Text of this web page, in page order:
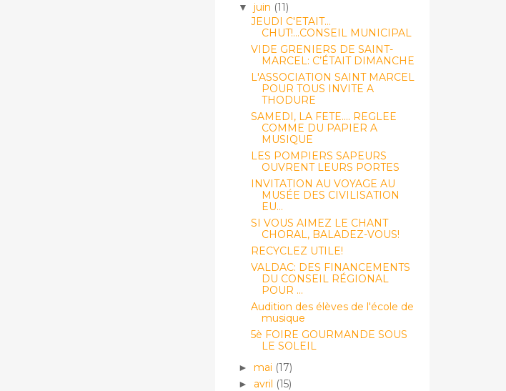
▼ juin (11)
JEUDI C'ETAIT...
CHUT!...CONSEIL MUNICIPAL
VIDE GRENIERS DE SAINT-
MARCEL: C’ÉTAIT DIMANCHE
L'ASSOCIATION SAINT MARCEL
POUR TOUS INVITE A
THODURE
SAMEDI, LA FETE.... REGLEE
COMME DU PAPIER A
MUSIQUE
LES POMPIERS SAPEURS
OUVRENT LEURS PORTES
INVITATION AU VOYAGE AU
MUSÉE DES CIVILISATION
EU...
SI VOUS AIMEZ LE CHANT
CHORAL, BALADEZ-VOUS!
RECYCLEZ UTILE!
VALDAC: DES FINANCEMENTS
DU CONSEIL RÉGIONAL
POUR ...
Audition des élèves de l'école de
musique
5è FOIRE GOURMANDE SOUS
LE SOLEIL
► mai (17)
► avril (15)